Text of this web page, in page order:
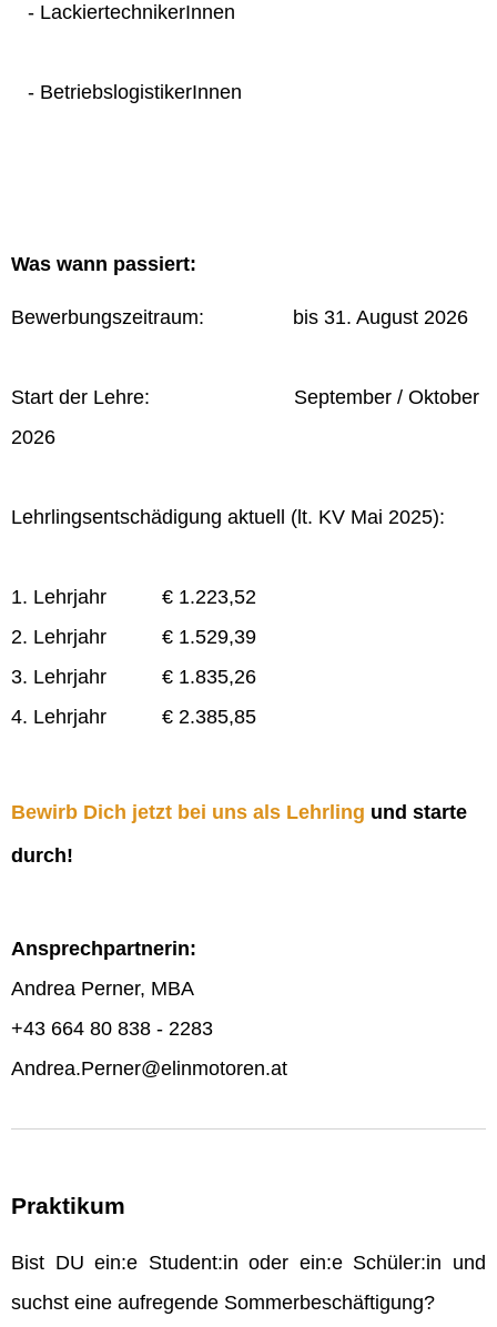
- LackiertechnikerInnen
- BetriebslogistikerInnen
Was wann passiert:
Bewerbungszeitraum: bis 31. August 2026
Start der Lehre: September / Oktober
2026
Lehrlingsentschädigung aktuell (lt. KV Mai 2025):
1. Lehrjahr € 1.223,52
2. Lehrjahr € 1.529,39
3. Lehrjahr € 1.835,26
4. Lehrjahr € 2.385,85
Bewirb Dich jetzt bei uns als Lehrling und starte
durch!
Ansprechpartnerin:
Andrea Perner, MBA
+43 664 80 838 - 2283
Andrea.Perner@elinmotoren.at
Praktikum
Bist DU ein:e Student:in oder ein:e Schüler:in und
suchst eine aufregende Sommerbeschäftigung?